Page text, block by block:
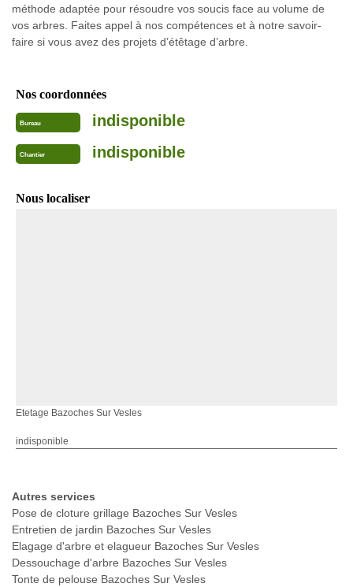
méthode adaptée pour résoudre vos soucis face au volume de
vos arbres. Faites appel à nos compétences et à notre savoir-
faire si vous avez des projets d’étêtage d’arbre.
Nos coordonnées
Bureau indisponible
Chantier indisponible
Nous localiser
Etetage Bazoches Sur Vesles
indisponible
Autres services
Pose de cloture grillage Bazoches Sur Vesles
Entretien de jardin Bazoches Sur Vesles
Elagage d'arbre et elagueur Bazoches Sur Vesles
Dessouchage d'arbre Bazoches Sur Vesles
Tonte de pelouse Bazoches Sur Vesles